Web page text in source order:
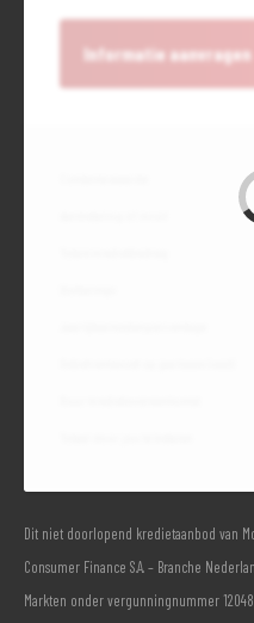
Informatie aanvragen
Dit niet doorlopend kredietaanbod van
Consumer Finance S.A. – Branche
Markten onder vergunningnummer